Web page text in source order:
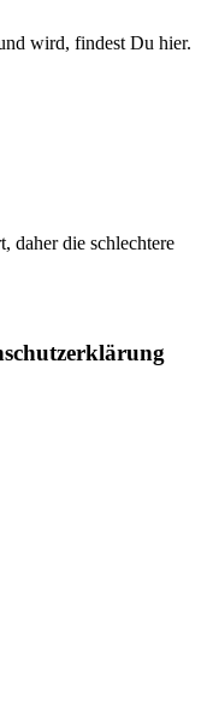
wird, findest Du hier.
daher die schlechtere